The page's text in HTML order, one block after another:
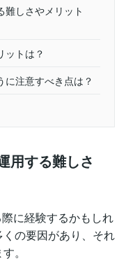
難しさやメリット
ットは？
注意すべき点は？
用する難しさ
に経験するかもしれ
の要因があり、それ
。